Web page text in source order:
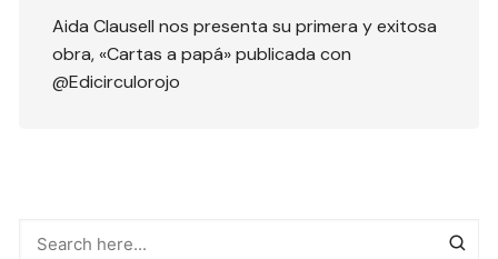
Aida Clausell nos presenta su primera y exitosa
obra, «Cartas a papá» publicada con
@Edicirculorojo